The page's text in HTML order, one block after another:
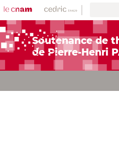
Soutenance de
de Pierre-Henri